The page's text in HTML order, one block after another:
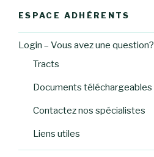
ESPACE ADHÉRENTS
Login – Vous avez une question?
Tracts
Documents téléchargeables
Contactez nos spécialistes
Liens utiles